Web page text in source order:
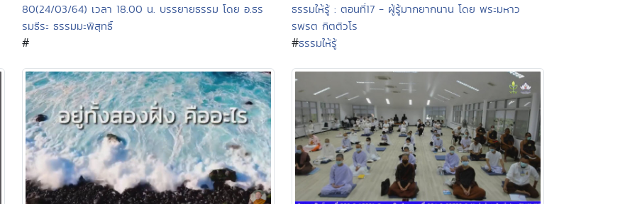
80(24/03/64) เวลา 18.00 น. บรรยายธรรม โดย อ.ธร
รมธีระ ธรรมมะพิสุทธิ์
#
ธรรมให้รู้ : ตอนที่17 - ผู้รู้มากยากนาน โดย พระมหาว
รพรต กิตติวโร
#ธรรมให้รู้